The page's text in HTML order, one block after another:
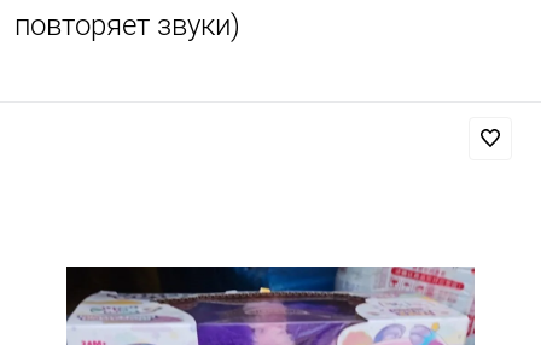
повторяет звуки)